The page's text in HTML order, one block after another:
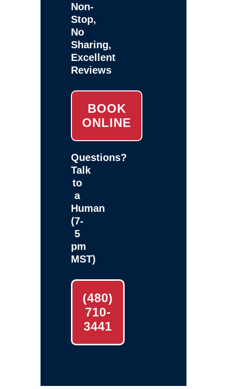
Non-
Stop,
No
Sharing,
Excellent
Reviews
BOOK
ONLINE
Questions?
Talk
to
a
Human
(7-
5
pm
MST)
(480)
710-
3441